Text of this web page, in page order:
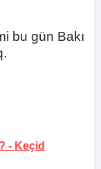
bu gün Bakı
- Keçid